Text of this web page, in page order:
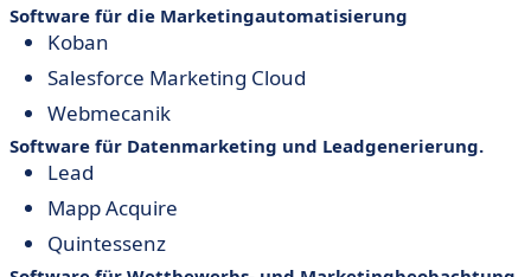
Software für die Marketingautomatisierung
Koban
Salesforce Marketing Cloud
Webmecanik
Software für Datenmarketing und Leadgenerierung.
Lead
Mapp Acquire
Quintessenz